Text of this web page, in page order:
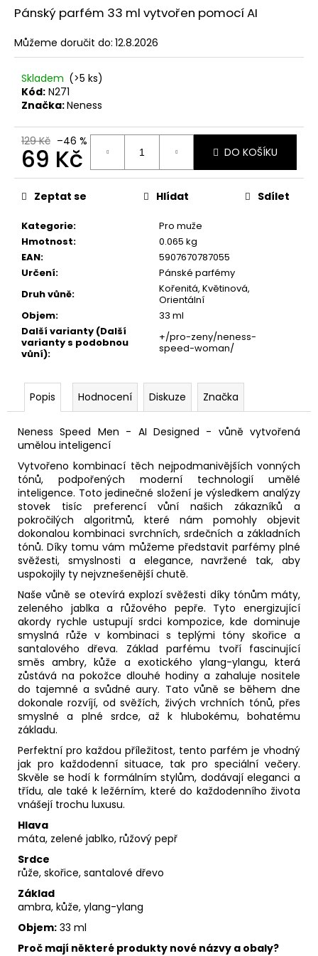
z
5Pánský parfém 33 ml vytvořen pomocí AI
Můžeme doručit do: 12.8.2026
Skladem (>5 ks)
Kód: N271
Značka:Neness
129 Kč –46 %
69 Kč
Měrná
cena:
DO KOŠÍKU
Kategorie:
Pro muže
Hmotnost:
0.065 kg
EAN:
5907670787055
Určení:
Pánské parfémy
Druh vůně:
Kořenitá, Květinová,
Orientální
Objem:
33 ml
Další varianty (Další
varianty s podobnou
vůní):
+/pro-zeny/neness-
speed-woman/
Zeptat se Hlídat Sdílet
Popis Hodnocení Diskuze Značka
Neness Speed ​​​​Men - AI Designed - vůně vytvořená
umělou inteligencí
Vytvořeno kombinací těch nejpodmanivějších vonných
tónů, podpořených moderní technologií umělé
inteligence. Toto jedinečné složení je výsledkem analýzy
stovek tisíc preferencí vůní našich zákazníků a
pokročilých algoritmů, které nám pomohly objevit
dokonalou kombinaci svrchních, srdečních a základních
tónů. Díky tomu vám můžeme představit parfémy plné
svěžesti, smyslnosti a elegance, navržené tak, aby
uspokojily ty nejvznešenější chutě.
Naše vůně se otevírá explozí svěžesti díky tónům máty,
zeleného jablka a růžového pepře. Tyto energizující
akordy rychle ustupují srdci kompozice, kde dominuje
smyslná růže v kombinaci s teplými tóny skořice a
santalového dřeva. Základ parfému tvoří fascinující
směs ambry, kůže a exotického ylang-ylangu, která
zůstává na pokožce dlouhé hodiny a zahaluje nositele
do tajemné a svůdné aury. Tato vůně se během dne
dokonale rozvíjí, od svěžích, živých vrchních tónů, přes
smyslné a plné srdce, až k hlubokému, bohatému
základu.
Perfektní pro každou příležitost, tento parfém je vhodný
jak pro každodenní situace, tak pro speciální večery.
Skvěle se hodí k formálním stylům, dodávají eleganci a
třídu, ale také k ležérním, které do každodenního života
vnášejí trochu luxusu.
Hlava
máta, zelené jablko, růžový pepř
Srdce
růže, skořice, santalové dřevo
Základ
ambra, kůže, ylang-ylang
Objem: 33 ml
Proč mají některé produkty nové názvy a obaly?
u
e
e
P'DOXE
99
Kč
Původně:
129
Kč